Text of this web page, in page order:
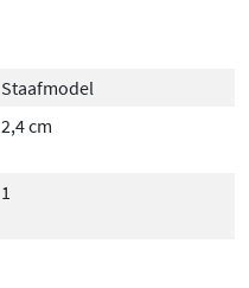
Staafmodel
2,4 cm
1